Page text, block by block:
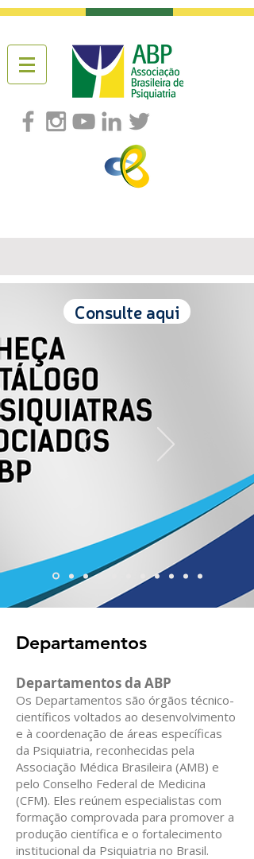
Consulte aqui
Departamentos
Departamentos da ABP
Os Departamentos são órgãos técnico-
científicos voltados ao desenvolvimento
e à coordenação de áreas específicas
da Psiquiatria, reconhecidas pela
Associação Médica Brasileira (AMB) e
pelo Conselho Federal de Medicina
(CFM). Eles reúnem especialistas com
formação comprovada para promover a
produção científica e o fortalecimento
institucional da Psiquiatria no Brasil.